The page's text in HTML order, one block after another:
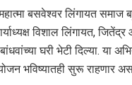
बसवेश्वर लिंगायत समाज
विशाल लिंगायत,
घरी भेटी दिल्या. या
भविष्यातही सुरू राहणार